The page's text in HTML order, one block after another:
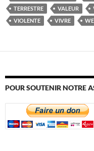
TERRESTRE
VALEUR
VIOLENTE
VIVRE
POUR SOUTENIR NOTRE